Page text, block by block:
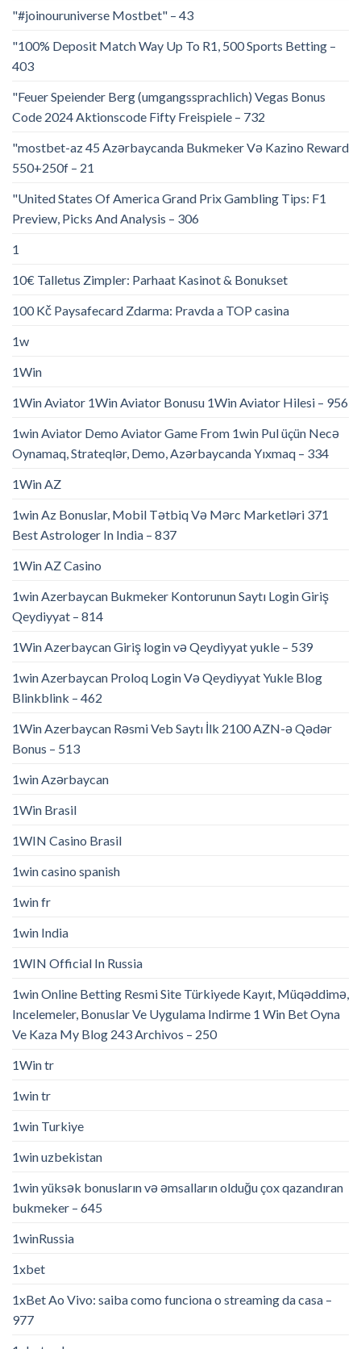
"#joinouruniverse Mostbet" – 43
"100% Deposit Match Way Up To R1, 500 Sports Betting –
403
"Feuer Speiender Berg (umgangssprachlich) Vegas Bonus
Code 2024 Aktionscode Fifty Freispiele – 732
"mostbet-az 45 Azərbaycanda Bukmeker Və Kazino Reward
550+250f – 21
"United States Of America Grand Prix Gambling Tips: F1
Preview, Picks And Analysis – 306
1
10€ Talletus Zimpler: Parhaat Kasinot & Bonukset
100 Kč Paysafecard Zdarma: Pravda a TOP casina
1w
1Win
1Win Aviator 1Win Aviator Bonusu 1Win Aviator Hilesi – 956
1win Aviator Demo Aviator Game From 1win Pul üçün Necə
Oynamaq, Strateqlər, Demo, Azərbaycanda Yıxmaq – 334
1Win AZ
1win Az Bonuslar, Mobil Tətbiq Və Mərc Marketləri 371
Best Astrologer In India – 837
1Win AZ Casino
1win Azerbaycan Bukmeker Kontorunun Saytı Login Giriş
Qeydiyyat – 814
1Win Azerbaycan Giriş login və Qeydiyyat yukle – 539
1win Azerbaycan Proloq Login Və Qeydiyyat Yukle Blog
Blinkblink – 462
1Win Azerbaycan Rəsmi Veb Saytı İlk 2100 AZN-ə Qədər
Bonus – 513
1win Azərbaycan
1Win Brasil
1WIN Casino Brasil
1win casino spanish
1win fr
1win India
1WIN Official In Russia
1win Online Betting Resmi Site Türkiyede Kayıt, Müqəddimə,
Incelemeler, Bonuslar Ve Uygulama Indirme 1 Win Bet Oyna
Ve Kaza My Blog 243 Archivos – 250
1Win tr
1win tr
1win Turkiye
1win uzbekistan
1win yüksək bonusların və əmsalların olduğu çox qazandıran
bukmeker – 645
1winRussia
1xbet
1xBet Ao Vivo: saiba como funciona o streaming da casa –
977